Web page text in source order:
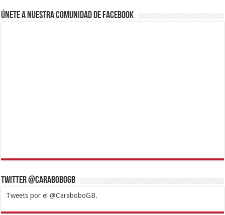
Únete a nuestra comunidad de Facebook
Twitter @CaraboboGB
Tweets por el @CaraboboGB.
1xbetBetturkeyBetistKralbetSupertotobetTipobetMatadorbetMariobet
https://mvbcasino.com/